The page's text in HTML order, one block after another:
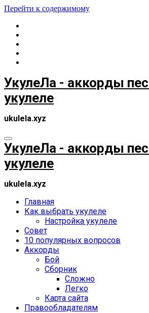
Перейти к содержимому
УкулеЛа - аккорды
укулеле
ukulela.xyz
УкулеЛа - аккорды
укулеле
ukulela.xyz
Главная
Как выбрать укулеле
Настройка укулеле
Совет
10 популярных вопросов
Аккорды
Бой
Сборник
Сложно
Легко
Карта сайта
Правообладателям